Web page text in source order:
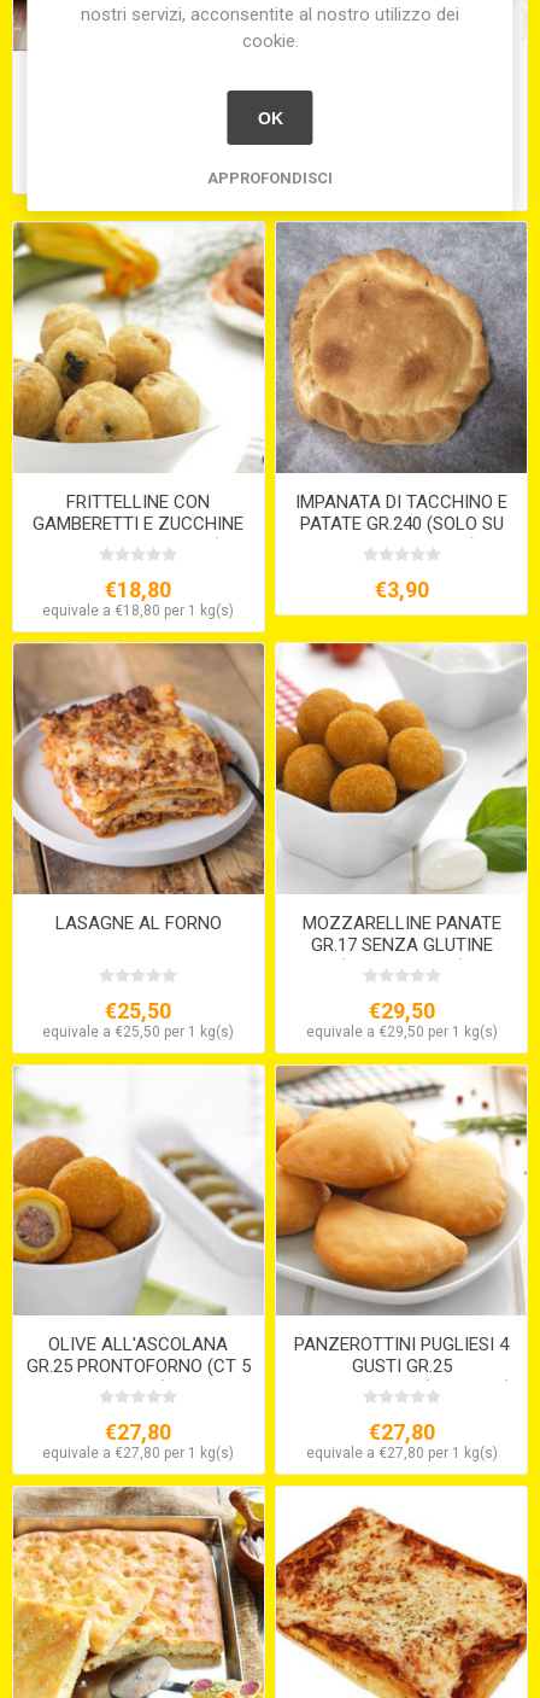
equivale a €18,80 per 1 kg(s)
FRITTELLINE CON
GAMBERETTI E ZUCCHINE
GR.15 PRONTOFORNO ( CT
2 X 1,5 KG.)
€18,80
equivale a €18,80 per 1 kg(s)
IMPANATA DI TACCHINO E
PATATE GR.240 (SOLO SU
PREORDINE 15GG )
€3,90
LASAGNE AL FORNO
€25,50
equivale a €25,50 per 1 kg(s)
MOZZARELLINE PANATE
GR.17 SENZA GLUTINE
(VEGETARIANE)
€29,50
equivale a €29,50 per 1 kg(s)
OLIVE ALL'ASCOLANA
GR.25 PRONTOFORNO (CT 5
X KG.1)
€27,80
equivale a €27,80 per 1 kg(s)
PANZEROTTINI PUGLIESI 4
GUSTI GR.25
PRONTOFORNO ( 4 X KG.1 )
€27,80
equivale a €27,80 per 1 kg(s)
nostri servizi, acconsentite al nostro utilizzo dei
cookie.
OK
APPROFONDISCI